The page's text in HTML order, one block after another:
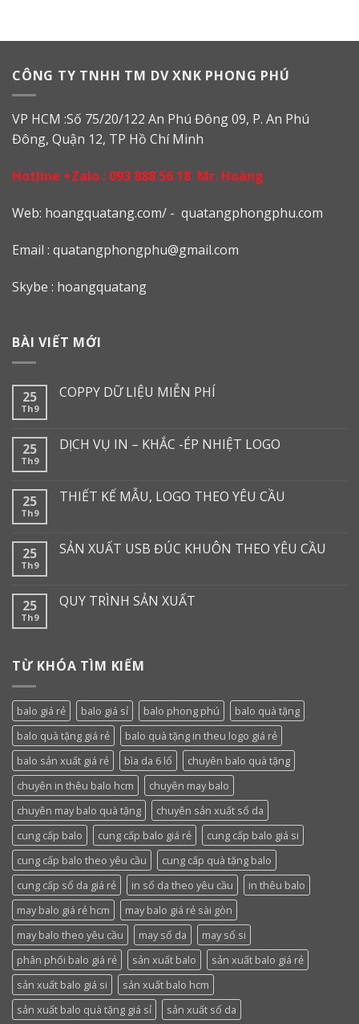
CÔNG TY TNHH TM DV XNK PHONG PHÚ
VP HCM :Số 75/20/122 An Phú Đông 09, P. An Phú
Đông, Quận 12, TP Hồ Chí Minh
Hotline +Zalo : 093 888 56 18 Mr. Hoàng
Web: hoangquatang.com/ - quatangphongphu.com
Email : quatangphongphu@gmail.com
Skybe : hoangquatang
BÀI VIẾT MỚI
25
Th9
COPPY DỮ LIỆU MIỄN PHÍ
25
Th9
DỊCH VỤ IN – KHẮC -ÉP NHIỆT LOGO
25
Th9
THIẾT KẾ MẪU, LOGO THEO YÊU CẦU
25
Th9
SẢN XUẤT USB ĐÚC KHUÔN THEO YÊU CẦU
25
Th9
QUY TRÌNH SẢN XUẤT
TỪ KHÓA TÌM KIẾM
balo giá rẻ balo giá sỉ balo phong phú
balo quà tặng
balo quà tặng giá rẻ
balo quà tặng in theu logo giá rẻ
balo sản xuất giá rẻ
bìa da 6 lổ
chuyên balo quà tặng
chuyên in thêu balo hcm
chuyên may balo
chuyên may balo quà tặng
chuyên sản xuất sổ da
cung cấp balo
cung cấp balo giá rẻ
cung cấp balo giá si
cung cấp balo theo yêu cầu
cung cấp quà tặng balo
cung cấp sổ da giá rẻ
in sổ da theo yêu cầu
in thêu balo
may balo giá rẻ hcm
may balo giá rẻ sài gòn
may balo theo yêu cầu
may sổ da
may sổ si
phân phối balo giá rẻ
sản xuất balo
sản xuất balo giá rẻ
sản xuất balo giá si
sản xuất balo hcm
sản xuất balo quà tặng giá sỉ
sản xuất sổ da